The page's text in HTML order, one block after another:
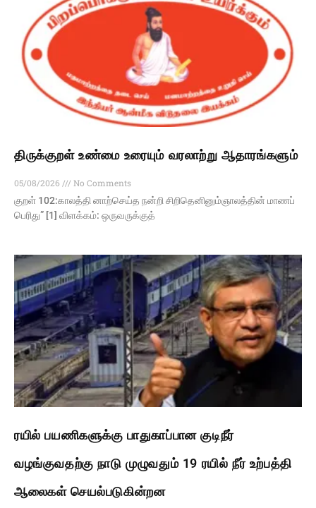
திருக்குறள் உண்மை உரையும் வரலாற்று ஆதாரங்களும்
05/08/2026
No Comments
குறள் 102:காலத்தி னாற்செய்த நன்றி சிறிதெனினும்ஞாலத்தின் மாணப்
பெரிது” [1] விளக்கம்: ஒருவருக்குத்
ரயில் பயணிகளுக்கு பாதுகாப்பான குடிநீர்
வழங்குவதற்கு நாடு முழுவதும் 19 ரயில் நீர் உற்பத்தி
ஆலைகள் செயல்படுகின்றன